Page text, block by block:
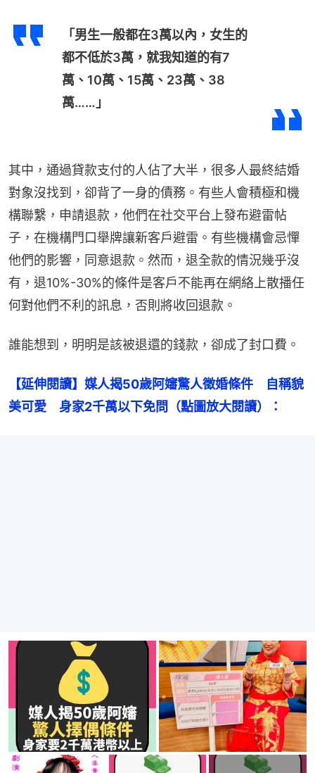
「男生一般都在3萬以內，女生的
都不低於3萬，就我知道的有7
萬、10萬、15萬、23萬、38
萬……」
其中，通過貸款支付的人佔了大半，很多人最終結婚
對象沒找到，卻背了一身的債務。有些人會積極和機
構聯繫，申請退款，他們在社交平台上發布避雷帖
子，在機構門口舉牌讓新客戶避雷。有些機構會忌憚
他們的影響，同意退款。然而，退全款的情況幾乎沒
有，退10%-30%的條件是客戶不能再在網絡上散播任
何對他們不利的訊息，否則將收回退款。
誰能想到，明明是該被退還的錢款，卻成了封口費。
【延伸閱讀】媒人揭50歲阿嬸驚人徵婚條件　自稱貌
美可愛　身家2千萬以下免問（點圖放大閱讀）：